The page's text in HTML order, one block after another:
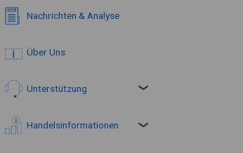
Nachrichten & Analyse
Über Uns
Unterstützung
Handelsinformationen